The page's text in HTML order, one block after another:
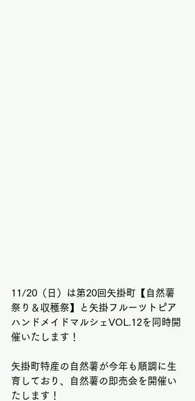
11/20（日）は第20回矢掛町【自然薯
祭り＆収穫祭】と矢掛フルーツトピア
ハンドメイドマルシェVOL.12を同時開
催いたします！
矢掛町特産の自然薯が今年も順調に生
育しており、自然薯の即売会を開催い
たします！